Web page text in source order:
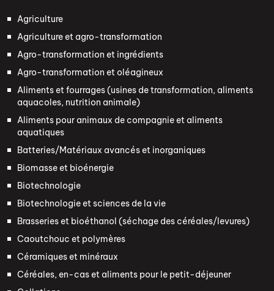
Agriculture
Agriculture et agro-transformation
Agro-transformation et ingrédients
Agro-transformation et oléagineux
Aliments et fourrages (usines de transformation, aliments
aquacoles, nutrition animale)
Aliments pour animaux de compagnie et aliments
aquatiques
Batteries/Matériaux avancés et inorganiques
Biomasse et bioénergie
Biotechnologie
Biotechnologie et sciences de la vie
Brasseries et bioéthanol (séchage des céréales/levures)
Caoutchouc et polymères
Céramiques et minéraux
Céréales, en-cas et aliments pour le petit-déjeuner